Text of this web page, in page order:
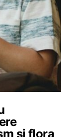
și flora